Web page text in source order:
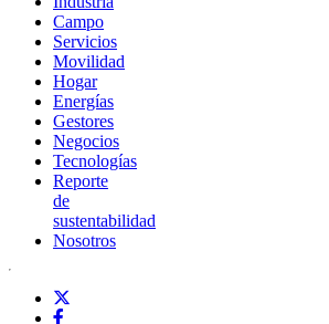
Campo
Servicios
Movilidad
Hogar
Energías
Gestores
Negocios
Tecnologías
Reporte
de
sustentabilidad
Nosotros